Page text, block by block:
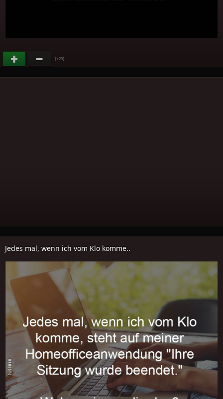
(+29)
Jedes mal, wenn ich vom Klo komme..